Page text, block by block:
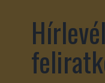
Hírlevél